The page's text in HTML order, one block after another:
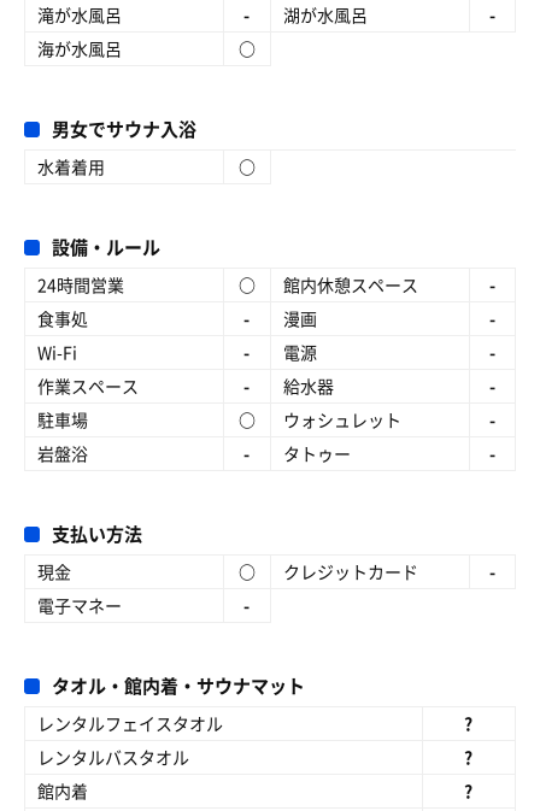
滝が水風呂
- 湖が水風呂
-
海が水風呂
○
男女でサウナ入浴
水着着用 ○
設備・ルール
24時間営業 ○ 館内休憩スペース
-
食事処
- 漫画
-
Wi-Fi
- 電源
-
作業スペース
- 給水器
-
駐車場
○ ウォシュレット
-
岩盤浴
- タトゥー -
支払い方法
現金 ○ クレジットカード
-
電子マネー
-
タオル・館内着・サウナマット
レンタルフェイスタオル
?
レンタルバスタオル
?
館内着
?